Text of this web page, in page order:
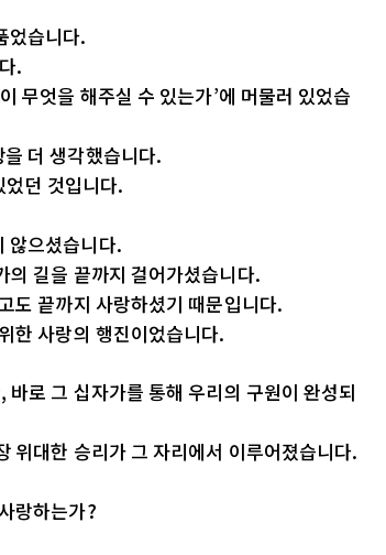
었습니다.
.
무엇을 해주실 수 있는가’에 머물러 있었습
더 생각했습니다.
던 것입니다.
않으셨습니다.
의 길을 끝까지 걸어가셨습니다.
도 끝까지 사랑하셨기 때문입니다.
한 사랑의 행진이었습니다.
로 그 십자가를 통해 우리의 구원이 완성되
위대한 승리가 그 자리에서 이루어졌습니다.
랑하는가?